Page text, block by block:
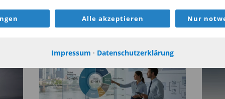
Alle akzeptieren Nur
Impressum · Datenschutzerklärung
Unternehmensanleihen aus
können mit bis zu 40 Prozent
ausgeschlossen sind.
FONDSAUSWAHL